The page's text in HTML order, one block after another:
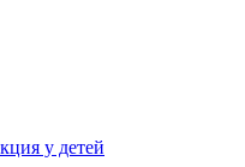
у детей